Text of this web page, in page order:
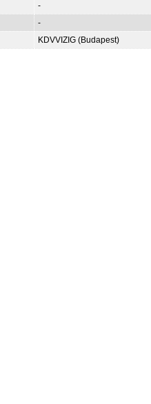
-
-
KDVVIZIG (Budapest)